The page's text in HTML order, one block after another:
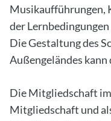
Musikaufführungen,
der
Die Gestaltung des
Außengeländes
Die Mitgliedschaft
Mitgliedschaft und